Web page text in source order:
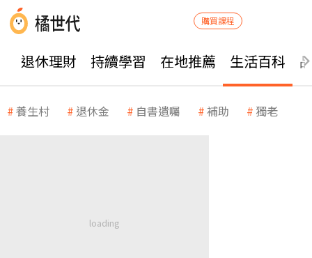
購買課程
退休理財 持續學習 在地推薦 生活百科
養生村 退休金 自書遺囑 補助 獨老